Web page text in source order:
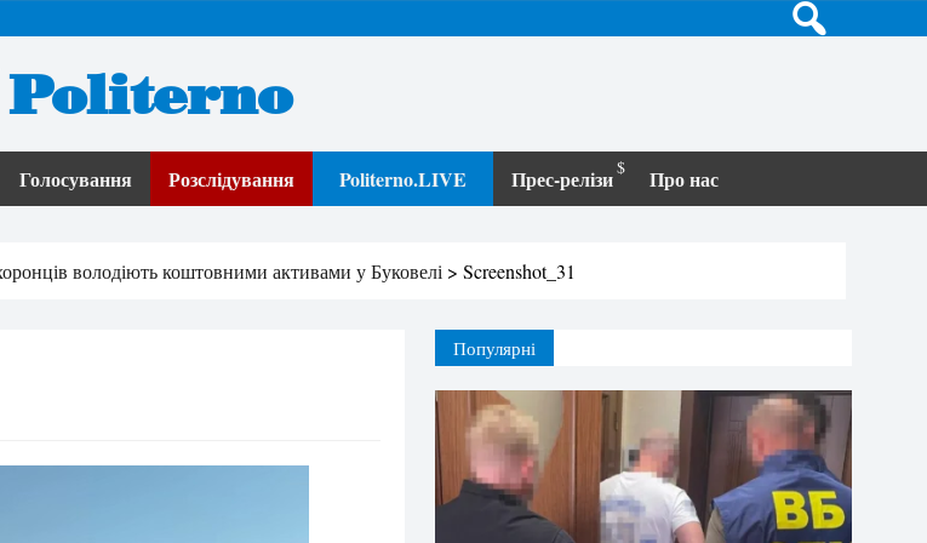
Politerno
Голосування Розслідування Politerno.LIVE Прес-релізи Про нас
володіють коштовними активами у Буковелі > Screenshot_31
Популярні